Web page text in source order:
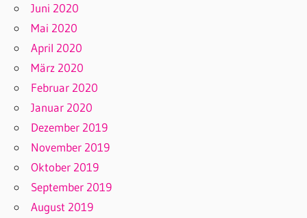
Juni 2020
Mai 2020
April 2020
März 2020
Februar 2020
Januar 2020
Dezember 2019
November 2019
Oktober 2019
September 2019
August 2019